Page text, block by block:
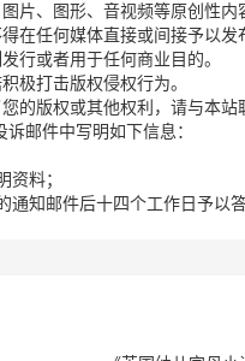
片、图形、音视频等原创性
在任何媒体直接或间接予以发
行或者用于任何商业目的。
极打击版权侵权行为。
的版权或其他权利，请与本站
邮件中写明如下信息：
料；
知邮件后十四个工作日予以答